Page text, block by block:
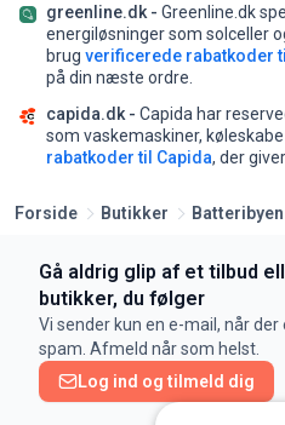
greenline.dk - Greenline.dk
energiløsninger som solceller
brug verificerede rabatkoder
på din næste ordre.
capida.dk - Capida har
som vaskemaskiner,
rabatkoder til Capida, der
Forside Butikker Batteribyen
Gå aldrig glip af et tilbud
butikker, du følger
Vi sender kun en e-mail, når
spam. Afmeld når som helst.
Log ind og tilmeld dig